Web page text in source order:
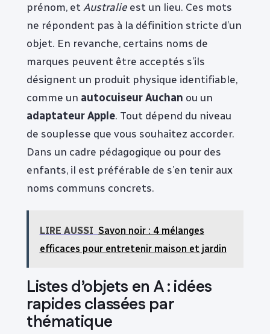
prénom, etAustralie est un lieu. Ces mots
ne répondent pas à la définition stricte d’un
objet. En revanche, certains noms de
marques peuvent être acceptés s’ils
désignent un produit physique identifiable,
comme un autocuiseur Auchan ou un
adaptateur Apple. Tout dépend du niveau
de souplesse que vous souhaitez accorder.
Dans un cadre pédagogique ou pour des
enfants, il est préférable de s’en tenir aux
noms communs concrets.
LIRE AUSSI Savon noir : 4 mélanges
efficaces pour entretenir maison et jardin
Listes d’objets en A : idées
rapides classées par
thématique